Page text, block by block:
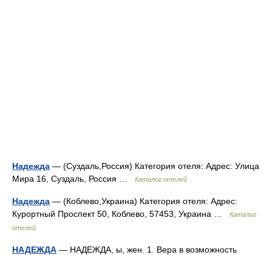
Надежда — (Суздаль,Россия) Категория отеля: Адрес: Улица
Мира 16, Суздаль, Россия …
Каталог отелей
Надежда — (Коблево,Украина) Категория отеля: Адрес:
Курортный Проспект 50, Коблево, 57453, Украина …
Каталог
отелей
НАДЕЖДА — НАДЕЖДА, ы, жен. 1. Вера в возможность